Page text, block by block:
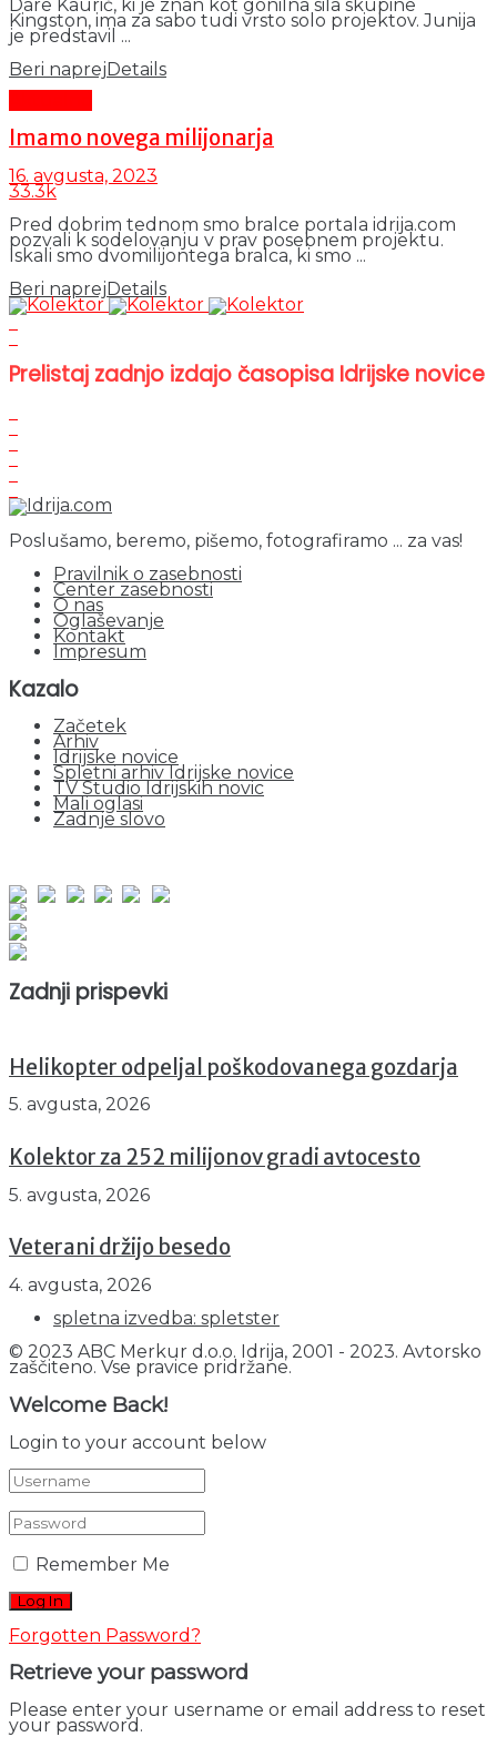
Dare Kaurič, ki je znan kot gonilna sila skupine
Kingston, ima za sabo tudi vrsto solo projektov. Junija
je predstavil ...
Beri naprejDetails
Imamo novega milijonarja
16. avgusta, 2023
33.3k
Pred dobrim tednom smo bralce portala idrija.com
pozvali k sodelovanju v prav posebnem projektu.
Iskali smo dvomilijontega bralca, ki smo ...
Beri naprejDetails
Prelistaj zadnjo izdajo časopisa Idrijske novice
Poslušamo, beremo, pišemo, fotografiramo ... za vas!
Pravilnik o zasebnosti
Center zasebnosti
O nas
Oglaševanje
Kontakt
Impresum
Kazalo
Začetek
Arhiv
Idrijske novice
Spletni arhiv Idrijske novice
TV Studio Idrijskih novic
Mali oglasi
Zadnje slovo
Zadnji prispevki
Helikopter odpeljal poškodovanega gozdarja
5. avgusta, 2026
Kolektor za 252 milijonov gradi avtocesto
5. avgusta, 2026
Veterani držijo besedo
4. avgusta, 2026
spletna izvedba: spletster
© 2023 ABC Merkur d.o.o. Idrija, 2001 - 2023. Avtorsko
zaščiteno. Vse pravice pridržane.
Welcome Back!
Login to your account below
Remember Me
Forgotten Password?
Retrieve your password
Please enter your username or email address to reset
your password.